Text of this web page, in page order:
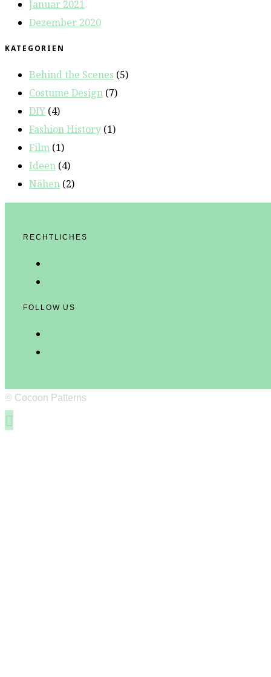
Januar 2021
Dezember 2020
KATEGORIEN
Behind the Scenes (5)
Costume Design (7)
DIY (4)
Fashion History (1)
Film (1)
Ideen (4)
Nähen (2)
RECHTLICHES
FOLLOW US
© Cocoon Patterns